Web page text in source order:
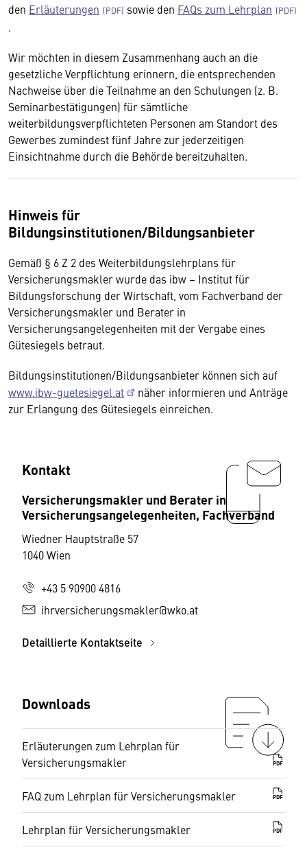
den Erläuterungen sowie den FAQs zum Lehrplan
.
Wir möchten in diesem Zusammenhang auch an die
gesetzliche Verpflichtung erinnern, die entsprechenden
Nachweise über die Teilnahme an den Schulungen (z. B.
Seminarbestätigungen) für sämtliche
weiterbildungsverpflichteten Personen am Standort des
Gewerbes zumindest fünf Jahre zur jederzeitigen
Einsichtnahme durch die Behörde bereitzuhalten.
Hinweis für
Bildungsinstitutionen/Bildungsanbieter
Gemäß § 6 Z 2 des Weiterbildungslehrplans für
Versicherungsmakler wurde das ibw – Institut für
Bildungsforschung der Wirtschaft, vom Fachverband der
Versicherungsmakler und Berater in
Versicherungsangelegenheiten mit der Vergabe eines
Gütesiegels betraut.
Bildungsinstitutionen/Bildungsanbieter können sich auf
www.ibw-guetesiegel.at
näher informieren und Anträge
zur Erlangung des Gütesiegels einreichen.
Kontakt
Versicherungsmakler und Berater in
Versicherungsangelegenheiten, Fachverband
Wiedner Hauptstraße 57
1040 Wien
+43 5 90900 4816
ihrversicherungsmakler@wko.at
Detaillierte Kontaktseite
Downloads
Erläuterungen zum Lehrplan für
Versicherungsmakler
PDF
FAQ zum Lehrplan für Versicherungsmakler PDF
Lehrplan für Versicherungsmakler PDF